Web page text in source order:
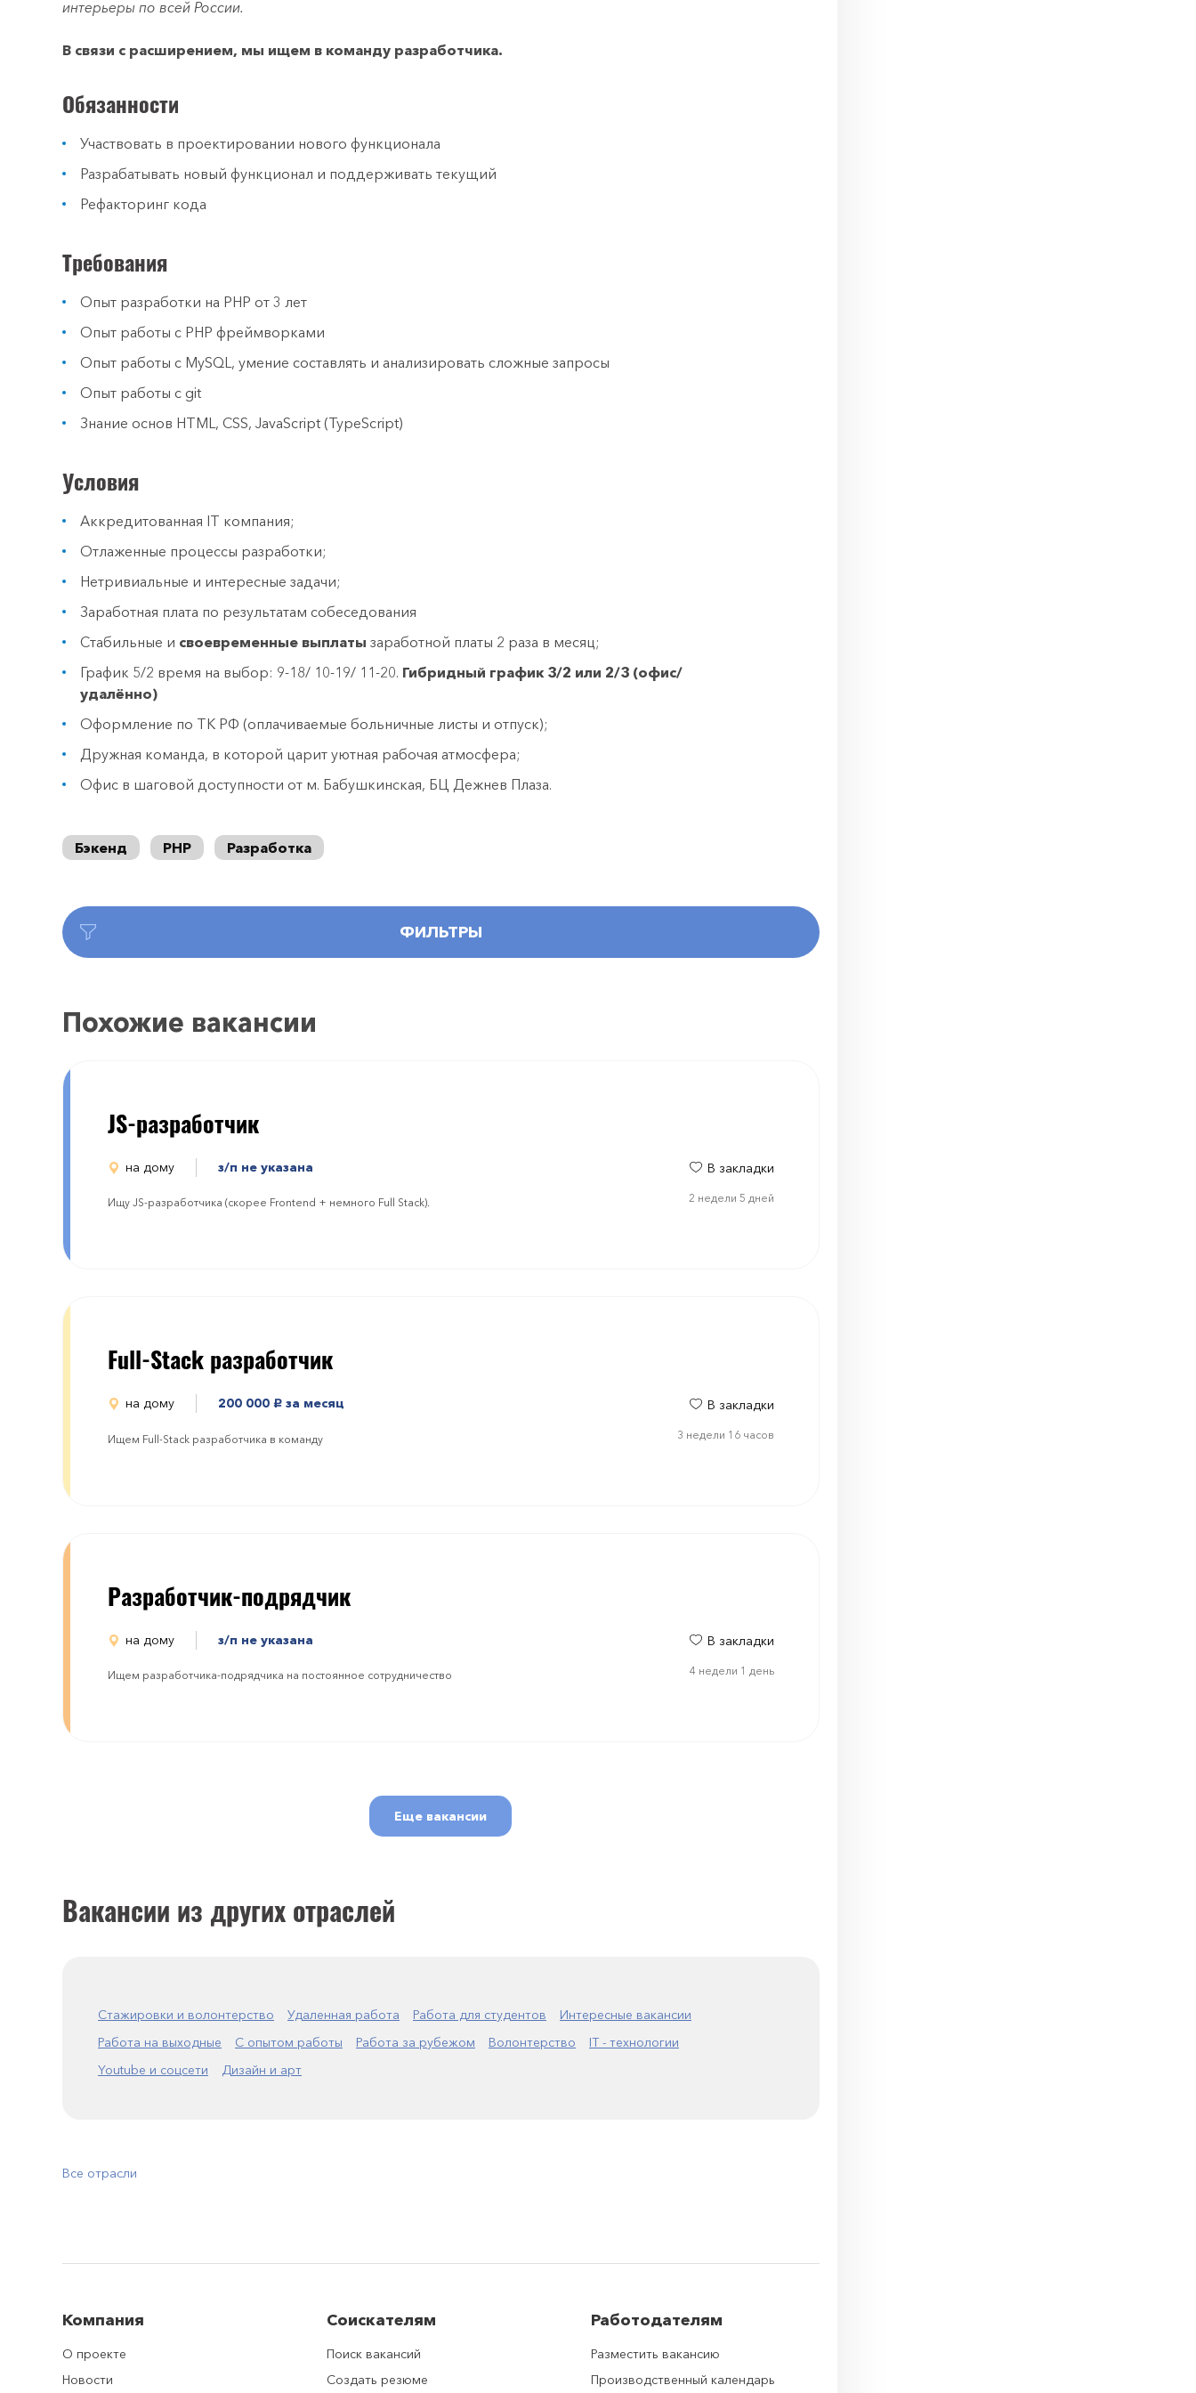
интерьеры по всей России.
В связи с расширением, мы ищем в команду разработчика.
Обязанности
Участвовать в проектировании нового функционала
Разрабатывать новый функционал и поддерживать текущий
Рефакторинг кода
Требования
Опыт разработки на PHP от 3 лет
Опыт работы с PHP фреймворками
Опыт работы с MySQL, умение составлять и анализировать сложные запросы
Опыт работы с git
Знание основ HTML, CSS, JavaScript (TypeScript)
Условия
Аккредитованная IT компания;
Отлаженные процессы разработки;
Нетривиальные и интересные задачи;
Заработная плата по результатам собеседования
Стабильные и своевременные выплаты заработной платы 2 раза в месяц;
График 5/2 время на выбор: 9-18/ 10-19/ 11-20. Гибридный график 3/2 или 2/3 (офис/
удалённо)
Оформление по ТК РФ (оплачиваемые больничные листы и отпуск);
Дружная команда, в которой царит уютная рабочая атмосфера;
Офис в шаговой доступности от м. Бабушкинская, БЦ Дежнев Плаза.
Бэкенд PHP Разработка
ФИЛЬТРЫ
Похожие вакансии
JS-разработчик
на дому з/п не указана
Ищу JS-разработчика (скорее Frontend + немного Full Stack).
В закладки
2 недели 5 дней
Full-Stack разработчик
на дому 200 000 руб. за месяц
Ищем Full-Stack разработчика в команду
В закладки
3 недели 16 часов
Разработчик-подрядчик
на дому з/п не указана
Ищем разработчика-подрядчика на постоянное сотрудничество
В закладки
4 недели 1 день
Еще вакансии
Вакансии из других отраслей
Стажировки и волонтерство Удаленная работа Работа для студентов
Интересные вакансии
Работа на выходные
С опытом работы Работа за рубежом Волонтерство
IT - технологии
Youtube и соцсети
Дизайн и арт
Все отрасли
Компания
О проекте
Новости
Соискателям
Поиск вакансий
Создать резюме
Работодателям
Разместить вакансию
Производственный календарь